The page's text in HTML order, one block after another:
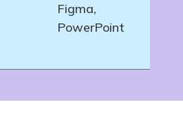
Figma,
PowerPoint